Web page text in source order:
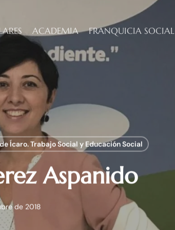
ACADEMIA FRANQUICIA SOCIAL
Ícaro. Trabajo Social y Educación Social
Aspanido
de 2018